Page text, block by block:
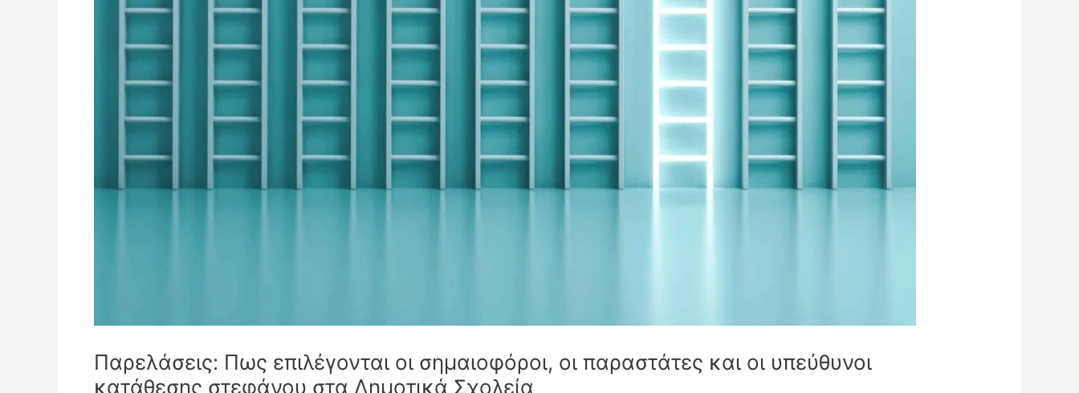
Παρελάσεις: Πως επιλέγονται οι σημαιοφόροι, οι παραστάτες και οι υπεύθυνοι
κατάθεσης στεφάνου στα Δημοτικά Σχολεία